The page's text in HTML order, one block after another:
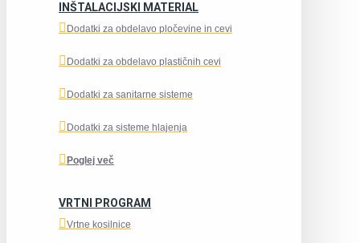
INŠTALACIJSKI MATERIAL
Dodatki za obdelavo pločevine in cevi
Dodatki za obdelavo plastičnih cevi
Dodatki za sanitarne sisteme
Dodatki za sisteme hlajenja
Poglej več
VRTNI PROGRAM
Vrtne kosilnice